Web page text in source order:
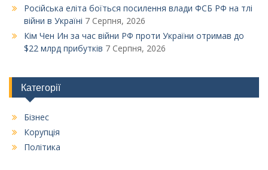
Російська еліта боїться посилення влади ФСБ РФ на тлі
війни в Україні 7 Серпня, 2026
Кім Чен Ин за час війни РФ проти України отримав до
$22 млрд прибутків 7 Серпня, 2026
Категорії
Бізнес
Корупція
Політика